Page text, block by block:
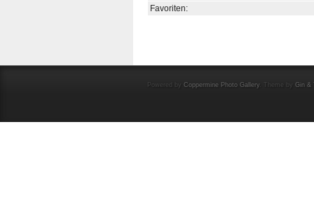
Favoriten:
Powered by Coppermine Photo Gallery. Theme by Gin &